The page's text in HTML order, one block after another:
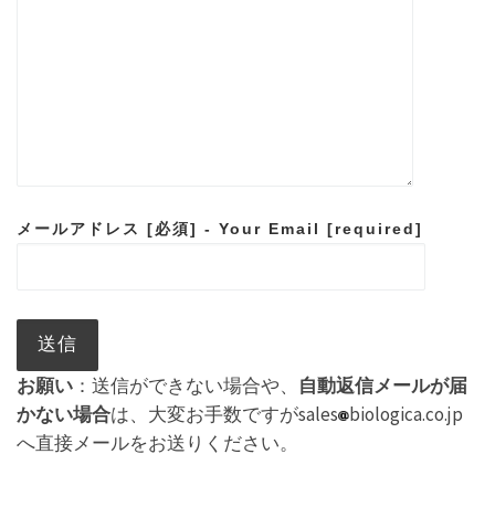
メールアドレス [必須] - Your Email [required]
お願い ：送信ができない場合や、 自動返信メールが届
かない場合は、大変お手数ですがsales biologica.co.jp
へ直接メールをお送りください。